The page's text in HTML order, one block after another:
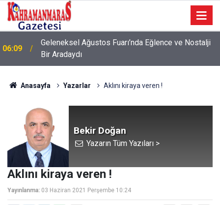
06:09
Geleneksel Ağustos Fuarı’nda Eğlence ve Nostalji
Bir Aradaydı
Anasayfa Yazarlar Aklını kiraya veren !
Bekir Doğan
Yazarın Tüm Yazıları >
Aklını kiraya veren !
Yayınlanma: 03 Haziran 2021 Perşembe 10:24